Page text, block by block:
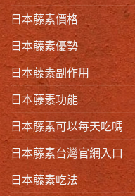
日本藤素價格
日本藤素優勢
日本藤素副作用
日本藤素功能
日本藤素可以每天吃嗎
日本藤素台灣官網入口
日本藤素吃法